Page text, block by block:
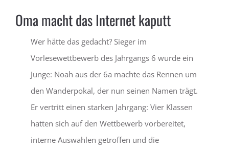
LERNEN
LEBEN
SERVICE
Oma macht das Internet kaputt
Wer hätte das gedacht? Sieger im
Vorlesewettbewerb des Jahrgangs 6 wurde ein
Junge: Noah aus der 6a machte das Rennen um
den Wanderpokal, der nun seinen Namen trägt.
Er vertritt einen starken Jahrgang: Vier Klassen
hatten sich auf den Wettbewerb vorbereitet,
interne Auswahlen getroffen und die